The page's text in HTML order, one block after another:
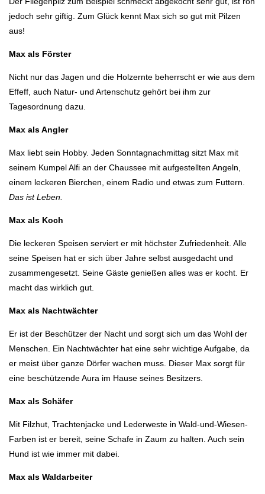
jedoch sehr giftig. Zum Glück kennt Max sich so gut mit Pilzen
aus!
Max als Förster
Nicht nur das Jagen und die Holzernte beherrscht er wie aus dem
Effeff, auch Natur- und Artenschutz gehört bei ihm zur
Tagesordnung dazu.
Max als Angler
Max liebt sein Hobby. Jeden Sonntagnachmittag sitzt Max mit
seinem Kumpel Alfi an der Chaussee mit aufgestellten Angeln,
einem leckeren Bierchen, einem Radio und etwas zum Futtern.
Das ist Leben.
Max als Koch
Die leckeren Speisen serviert er mit höchster Zufriedenheit. Alle
seine Speisen hat er sich über Jahre selbst ausgedacht und
zusammengesetzt. Seine Gäste genießen alles was er kocht. Er
macht das wirklich gut.
Max als Nachtwächter
Er ist der Beschützer der Nacht und sorgt sich um das Wohl der
Menschen. Ein Nachtwächter hat eine sehr wichtige Aufgabe, da
er meist über ganze Dörfer wachen muss. Dieser Max sorgt für
eine beschützende Aura im Hause seines Besitzers.
Max als Schäfer
Mit Filzhut, Trachtenjacke und Lederweste in Wald-und-Wiesen-
Farben ist er bereit, seine Schafe in Zaum zu halten. Auch sein
Hund ist wie immer mit dabei.
Max als Waldarbeiter